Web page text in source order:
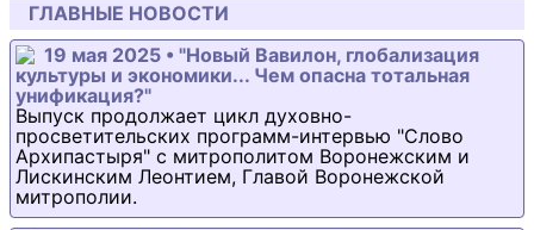
ГЛАВНЫЕ НОВОСТИ
19 мая 2025 • "Новый Вавилон, глобализация
культуры и экономики... Чем опасна тотальная
унификация?"
Выпуск продолжает цикл духовно-
просветительских программ-интервью "Слово
Архипастыря" с митрополитом Воронежским и
Лискинским Леонтием, Главой Воронежской
митрополии.